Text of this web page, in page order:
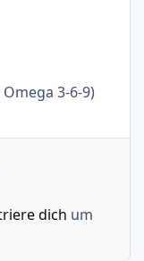
3-6-9): 9%
dich um